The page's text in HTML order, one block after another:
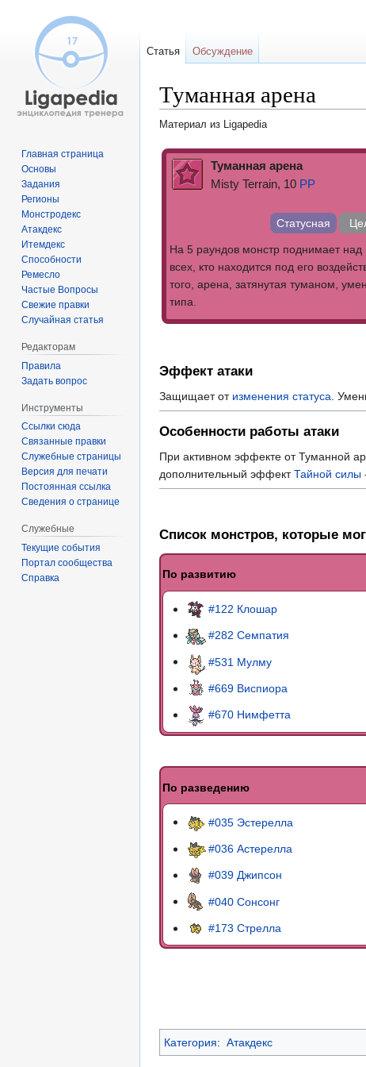
Туманная арена
Материал из Ligapedia
Перейти
навигации
Перейти
поиску
Туманная арена
Misty Terrain, 10 PP
Статусная
На 5 раундов монстр поднимает
всех, кто находится под его
того, арена, затянутая туманом,
типа.
Эффект атаки
Защищает от изменения статуса .
Особенности работы атаки
При активном эффекте от Туманной
дополнительный эффектТайной силы
Список монстров, которые
По развитию
#122 Клошар
#282 Семпатия
#531 Мулму
#669 Виспиора
#670 Нимфетта
По разведению
#035 Эстерелла
#036 Астерелла
#039 Джипсон
#040 Сонсонг
#173 Стрелла
Категория: Атакдекс
Статья Обсуждение
Главная страница
Основы
Задания
Регионы
Монстродекс
Атакдекс
Итемдекс
Способности
Ремесло
Частые Вопросы
Свежие правки
Случайная статья
Редакторам
Правила
Задать вопрос
Инструменты
Ссылки сюда
Связанные правки
Служебные страницы
Версия для печати
Постоянная ссылка
Сведения о странице
Служебные
Текущие события
Портал сообщества
Справка